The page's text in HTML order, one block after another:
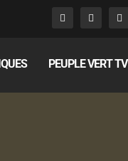
PEUPLE VERT TV